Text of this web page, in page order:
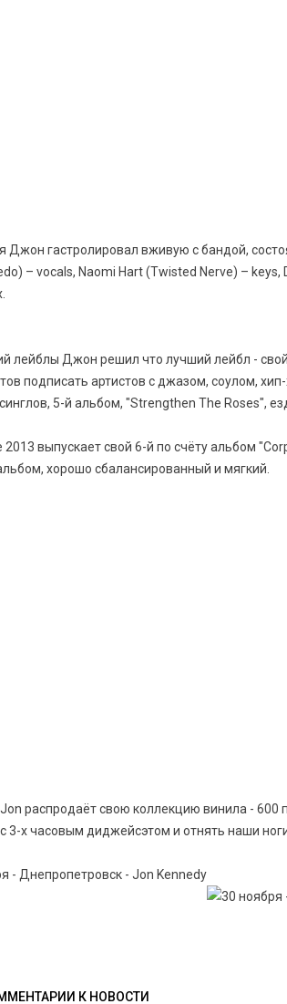
Джон гастролировал вживую с бандой,
– vocals, Naomi Hart (Twisted Nerve) –
лейблы Джон решил что лучший лейбл -
подписать артистов с джазом, соулом,
5-й альбом, "Strengthen The Roses",
2013 выпускает свой 6-й по счёту альбом
хорошо сбалансированный и мягкий.
распродаёт свою коллекцию винила - 600
3-х часовым диджейсэтом и отнять наши
К НОВОСТИ